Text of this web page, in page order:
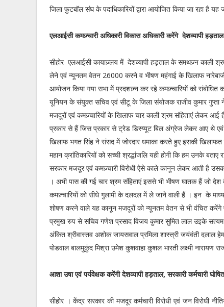
जिला फुटबॉल संघ के पदाधिकारियों द्वारा आयोजित किया जा रहा है
एलआईसी कमज़्चारी अधिकारी विकास अधिकारी करेंगे देशव्यापी
सीहोर एलआईसी कायाज़्लय में देशव्यापी हड़ताल के समथज़्न काली
लेने एवं न्यूनतम वेतन 26000 करने व भीषण महंगाई के खिलाफ
आयोजन किया गया सभा में प्रदशज़्न कर रहे कमज़्चारियों को
यूनियन के संयुक्त सचिव एवं सीटू के जिला संयोजक राजीव कुमार गुप्ता
मजदूरों एवं कमज़्चारियों के खिलाफ चार काली श्रम संहिताएं लेकर आई
प्रकार से हैं जिस प्रकार से ट्रेड डिस्प्यूट बिल अंग्रेज लेकर आए थे
खिलाफ भगत सिंह ने संसद में जोरदार धमाका करते हुए इसकी
महान क्रांतिकारियों को सच्ची श्रद्धांजलि यही होगी कि हम उनके
सरकार मजदूर एवं कमज़्चारी विरोधी ऐसे काले कानून लेकर आती है
। अभी पास की गई चार श्रम संहिताएं इससे भी भीषण घातक हैं जो
कमज़्चारियों को सीधे गुलामी के दलदल में ले जाने वाली हैं । इन के
शोषण करने वाले यह कानून मजदूरों को न्यूनतम वेतन से भी वंचित
प्रमुख रुप से सचिव गणेश प्रसाद विजय कुमार सुमित लाल उइके
अंकित श्रीवास्तव अशोक जायसवाल प्रमिला शास्त्री जयंवंती दलाल
पोडवाल बालमुकुंद मिश्रा उमेश कुशवाहा कुशल भारती लक्ष्मी
आशा उषा एवं पर्यवेक्षक करेंगी देशव्यापी हड़ताल, सरकारी कर्मचारी
सीहोर । केंद्र सरकार की मजदूर कर्मचारी विरोधी एवं जन विरोधी